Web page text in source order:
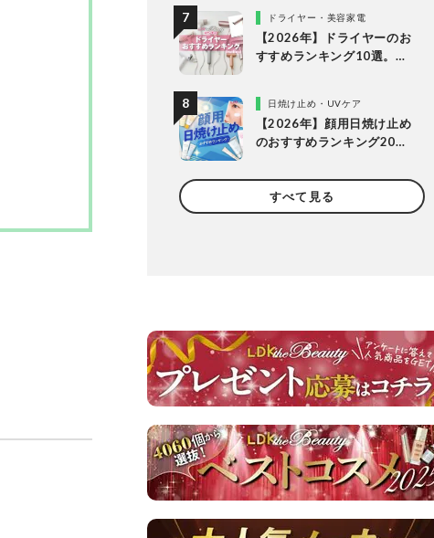
ドライヤー・美容家電
【2026年】ドライヤーのお
すすめランキング10選。速
日焼け止め・UVケア
【2026年】顔用日焼け止め
のおすすめランキング20
けない理想の1本を探してプ
ロと比較
すべて見る